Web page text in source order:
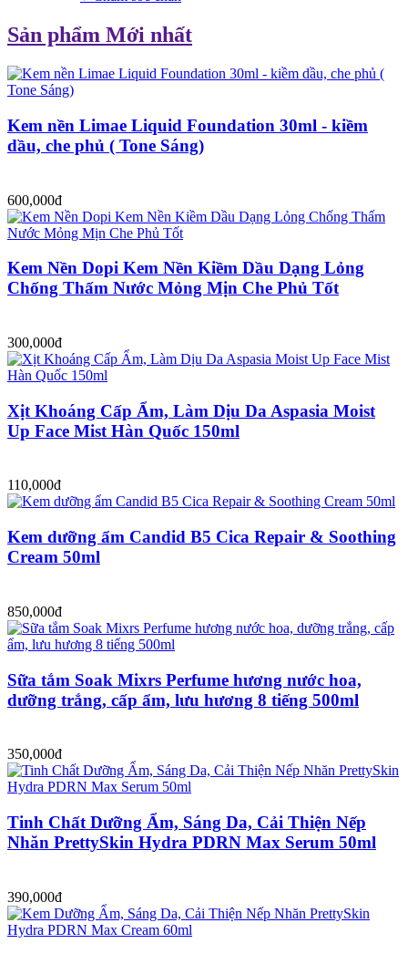
Sản phẩm Mới nhất
Kem nền Limae Liquid Foundation 30ml - kiềm
dầu, che phủ ( Tone Sáng)
600,000đ
Kem Nền Dopi Kem Nền Kiềm Dầu Dạng Lỏng
Chống Thấm Nước Mỏng Mịn Che Phủ Tốt
300,000đ
Xịt Khoáng Cấp Ẩm, Làm Dịu Da Aspasia Moist
Up Face Mist Hàn Quốc 150ml
110,000đ
Kem dưỡng ẩm Candid B5 Cica Repair & Soothing
Cream 50ml
850,000đ
Sữa tắm Soak Mixrs Perfume hương nước hoa,
dưỡng trắng, cấp ẩm, lưu hương 8 tiếng 500ml
350,000đ
Tinh Chất Dưỡng Ẩm, Sáng Da, Cải Thiện Nếp
Nhăn PrettySkin Hydra PDRN Max Serum 50ml
390,000đ